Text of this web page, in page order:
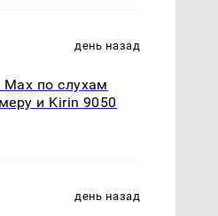
день назад
по слухам
и Kirin 9050
день назад